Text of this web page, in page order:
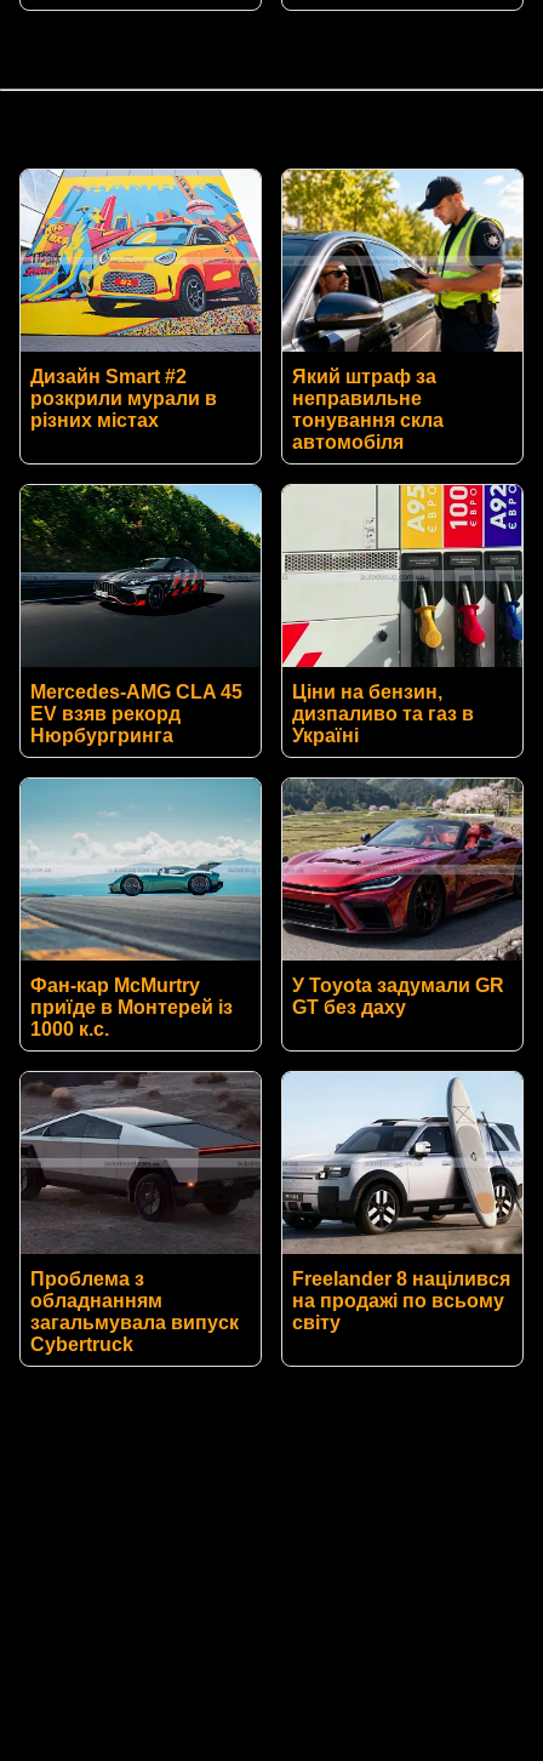
Дизайн Smart #2
розкрили мурали в
різних містах
Який штраф за
неправильне
тонування скла
автомобіля
Mercedes-AMG CLA 45
EV взяв рекорд
Нюрбургринга
Ціни на бензин,
дизпаливо та газ в
Україні
Фан-кар McMurtry
приїде в Монтерей із
1000 к.с.
У Toyota задумали GR
GT без даху
Проблема з
обладнанням
загальмувала випуск
Cybertruck
Freelander 8 націлився
на продажі по всьому
світу